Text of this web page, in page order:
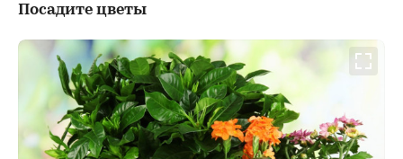
Посадите цветы